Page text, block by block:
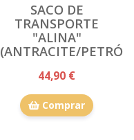
SACO DE
TRANSPORTE
"ALINA"
(ANTRACITE/
44,90 €
Comprar